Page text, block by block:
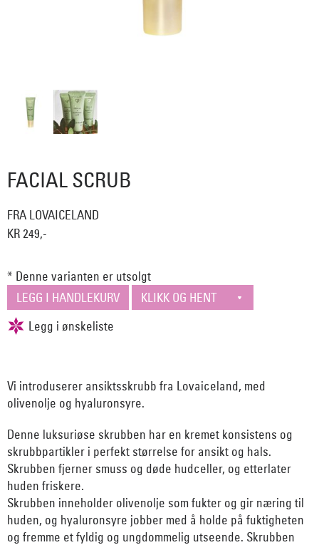
FACIAL SCRUB
FRA LOVAICELAND
KR 249,-
* Denne varianten er utsolgt
Vi introduserer ansiktsskrubb fra Lovaiceland, med
olivenolje og hyaluronsyre.
Denne luksuriøse skrubben har en kremet konsistens og
skrubbpartikler i perfekt størrelse for ansikt og hals.
Skrubben fjerner smuss og døde hudceller, og etterlater
huden friskere.
Skrubben inneholder olivenolje som fukter og gir næring til
huden, og hyaluronsyre jobber med å holde på fuktigheten
og fremme et fyldig og ungdommelig utseende. Skrubben